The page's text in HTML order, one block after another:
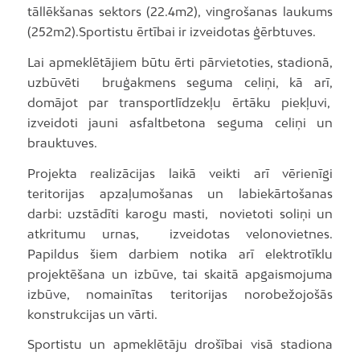
tāllēkšanas sektors (22.4m2), vingrošanas laukums
(252m2).Sportistu ērtībai ir izveidotas ģērbtuves.
Lai apmeklētājiem būtu ērti pārvietoties, stadionā,
uzbūvēti bruģakmens seguma celiņi, kā arī,
domājot par transportlīdzekļu ērtāku piekļuvi,
izveidoti jauni asfaltbetona seguma celiņi un
brauktuves.
Projekta realizācijas laikā veikti arī vērienīgi
teritorijas apzaļumošanas un labiekārtošanas
darbi: uzstādīti karogu masti, novietoti soliņi un
atkritumu urnas, izveidotas velonovietnes.
Papildus šiem darbiem notika arī elektrotīklu
projektēšana un izbūve, tai skaitā apgaismojuma
izbūve, nomainītas teritorijas norobežojošās
konstrukcijas un vārti.
Sportistu un apmeklētāju drošībai visā stadiona